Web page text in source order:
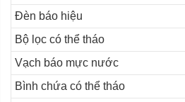
Đèn báo hiệu
Bộ lọc có thể tháo
Vạch báo mực nước
Bình chứa có thể tháo